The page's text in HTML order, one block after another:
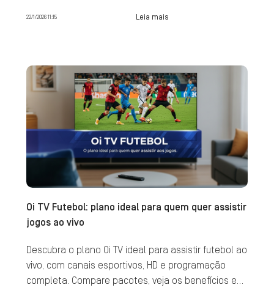
22/1/2026 11:15 Leia mais
Oi TV Futebol: plano ideal para quem quer assistir
jogos ao vivo
Descubra o plano Oi TV ideal para assistir futebol ao
vivo, com canais esportivos, HD e programação
completa. Compare pacotes, veja os benefícios e